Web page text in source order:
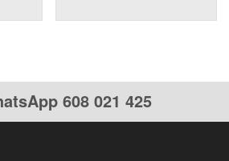
608 021 425